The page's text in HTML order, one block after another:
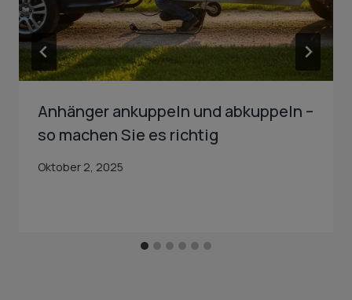
Anhänger ankuppeln und abkuppeln –
so machen Sie es richtig
Oktober 2, 2025